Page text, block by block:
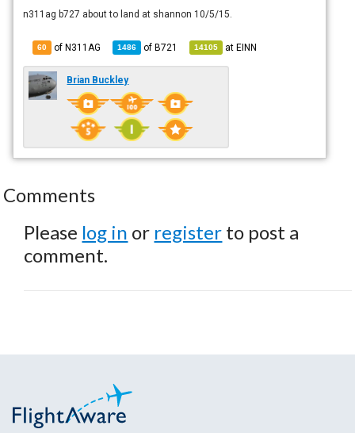
n311ag b727 about to land at shannon 10/5/15.
60 of N311AG 1486 ofB721 14105 atEINN
Brian Buckley
Comments
Please log in or register to post a
comment.